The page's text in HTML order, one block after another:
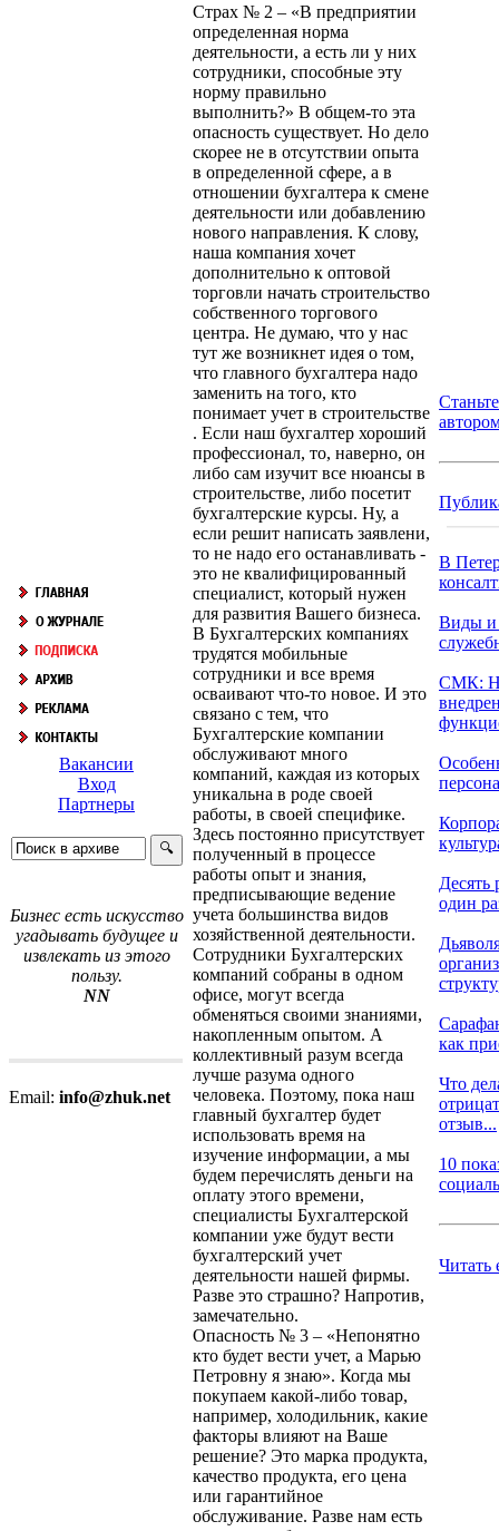
Вакансии
Вход
Партнеры
Бизнес есть искусство
угадывать будущее и
извлекать из этого
пользу.
NN
Email: info@zhuk.net
Страх № 2 – «В предприятии
определенная норма
деятельности, а есть ли у них
сотрудники, способные эту
норму правильно
выполнить?» В общем-то эта
опасность существует. Но дело
скорее не в отсутствии опыта
в определенной сфере, а в
отношении бухгалтера к смене
деятельности или добавлению
нового направления. К слову,
наша компания хочет
дополнительно к оптовой
торговли начать строительство
собственного торгового
центра. Не думаю, что у нас
тут же возникнет идея о том,
что главного бухгалтера надо
заменить на того, кто
понимает учет в строительстве
. Если наш бухгалтер хороший
профессионал, то, наверно, он
либо сам изучит все нюансы в
строительстве, либо посетит
бухгалтерские курсы. Ну, а
если решит написать заявлени,
то не надо его останавливать -
это не квалифицированный
специалист, который нужен
для развития Вашего бизнеса.
В Бухгалтерских компаниях
трудятся мобильные
сотрудники и все время
осваивают что-то новое. И это
связано с тем, что
Бухгалтерские компании
обслуживают много
компаний, каждая из которых
уникальна в роде своей
работы, в своей специфике.
Здесь постоянно присутствует
полученный в процессе
работы опыт и знания,
предписывающие ведение
учета большинства видов
хозяйственной деятельности.
Сотрудники Бухгалтерских
компаний собраны в одном
офисе, могут всегда
обменяться своими знаниями,
накопленным опытом. А
коллективный разум всегда
лучше разума одного
человека. Поэтому, пока наш
главный бухгалтер будет
использовать время на
изучение информации, а мы
будем перечислять деньги на
оплату этого времени,
специалисты Бухгалтерской
компании уже будут вести
бухгалтерский учет
деятельности нашей фирмы.
Разве это страшно? Напротив,
замечательно.
Опасность № 3 – «Непонятно
кто будет вести учет, а Марью
Петровну я знаю». Когда мы
покупаем какой-либо товар,
например, холодильник, какие
факторы влияют на Ваше
решение? Это марка продукта,
качество продукта, его цена
или гарантийное
обслуживание. Разве нам есть
В
Виды и
СМК:
Десять
один
как
Что
отзыв...
10
Читать